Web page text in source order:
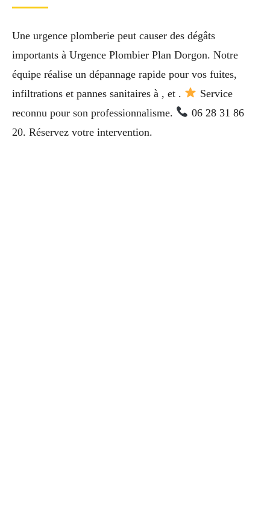
Une urgence plomberie peut causer des dégâts
importants à Urgence Plombier Plan Dorgon. Notre
équipe réalise un dépannage rapide pour vos fuites,
infiltrations et pannes sanitaires à , et .
Service
reconnu pour son professionnalisme.
06 28 31 86
20. Réservez votre intervention.